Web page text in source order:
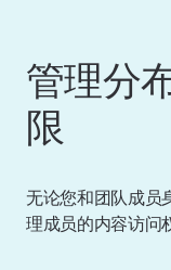
管理分
限
无论您和团队成员
理成员的内容访问